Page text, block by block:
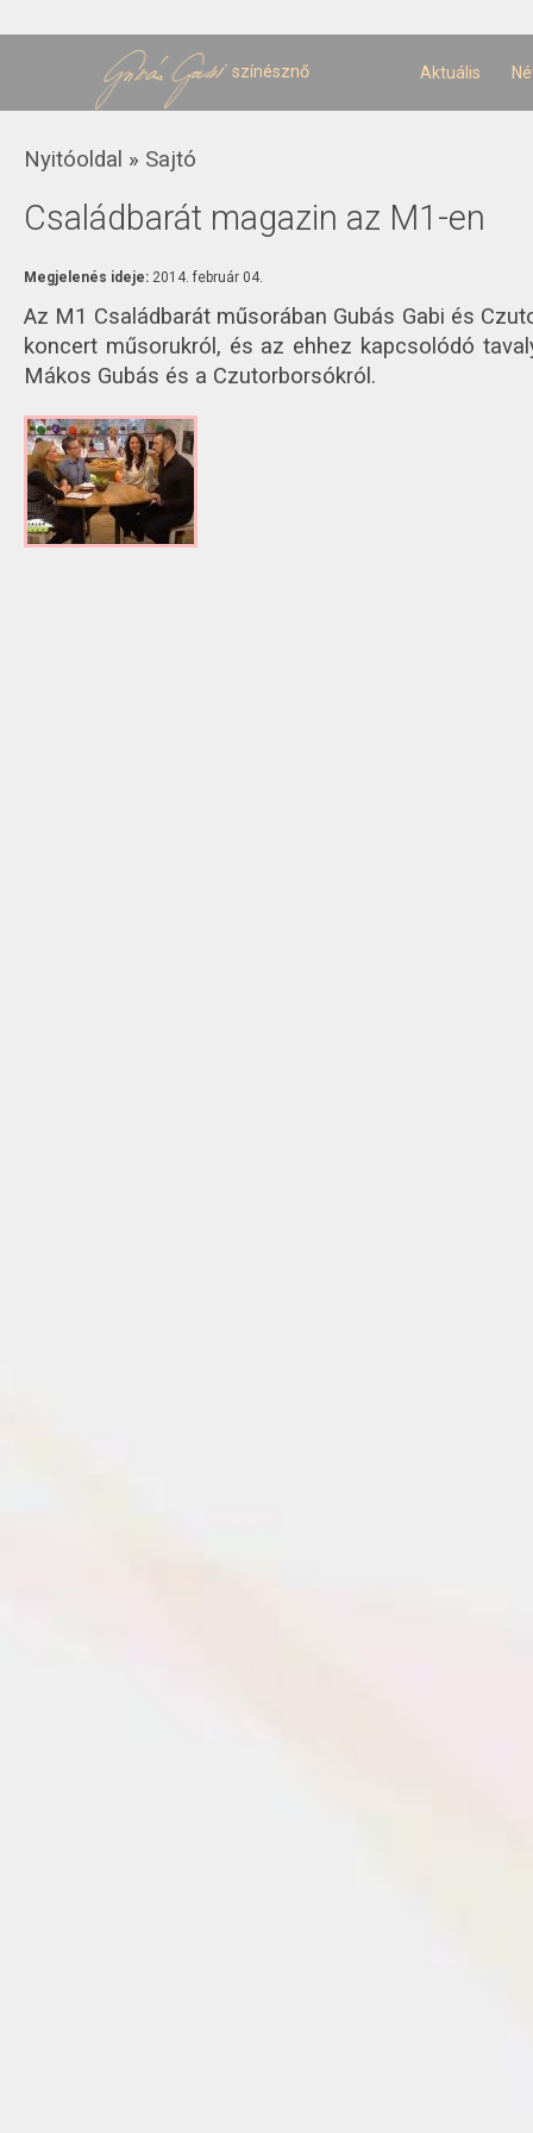
színésznő Aktuális
Jelenlegi hely
Nyitóoldal » Sajtó
Családbarát magazin az M1-en
Megjelenés ideje: 2014. február 04.
Az M1 Családbarát műsorában Gubás Gabi és
koncert műsorukról, és az ehhez kapcsolódó
Mákos Gubás és a Czutorborsókról.